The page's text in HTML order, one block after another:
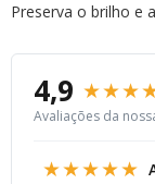
Preserva o brilho e
4,9
Avaliações da
★★★★★